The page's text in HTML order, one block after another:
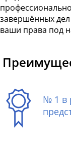
завершённых
ваши права под
№ 1 в